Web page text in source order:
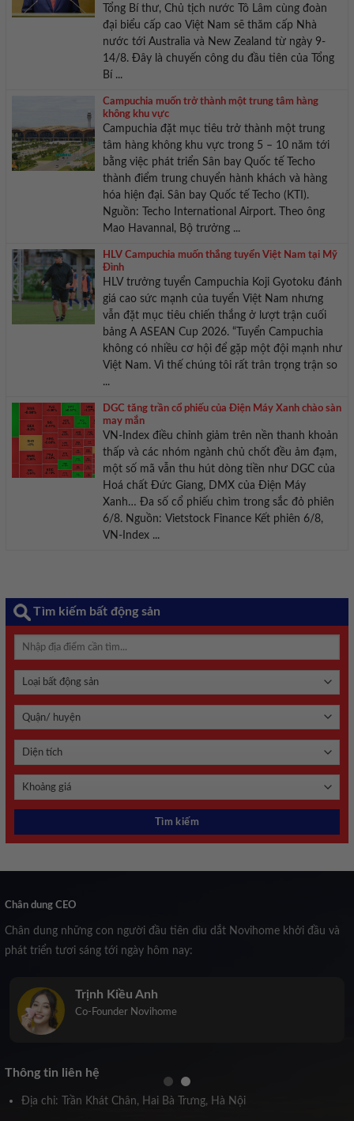
Tổng Bí thư, Chủ tịch nước Tô Lâm cùng đoàn
đại biểu cấp cao Việt Nam sẽ thăm cấp Nhà
nước tới Australia và New Zealand từ ngày 9-
14/8. Đây là chuyến công du đầu tiên của Tổng
Bí ...
Campuchia muốn trở thành một trung tâm hàng
không khu vực
Campuchia đặt mục tiêu trở thành một trung
tâm hàng không khu vực trong 5 – 10 năm tới
bằng việc phát triển Sân bay Quốc tế Techo
thành điểm trung chuyển hành khách và hàng
hóa hiện đại. Sân bay Quốc tế Techo (KTI).
Nguồn: Techo International Airport. Theo ông
Mao Havannal, Bộ trưởng ...
HLV Campuchia muốn thắng tuyển Việt Nam tại Mỹ
Đình
HLV trưởng tuyển Campuchia Koji Gyotoku đánh
giá cao sức mạnh của tuyển Việt Nam nhưng
vẫn đặt mục tiêu chiến thắng ở lượt trận cuối
bảng A ASEAN Cup 2026. “Tuyển Campuchia
không có nhiều cơ hội để gặp một đội mạnh như
Việt Nam. Vì thế chúng tôi rất trân trọng trận so
...
DGC tăng trần cổ phiếu của Điện Máy Xanh chào sàn
may mắn
VN-Index điều chỉnh giảm trên nền thanh khoản
thấp và các nhóm ngành chủ chốt đều ảm đạm,
một số mã vẫn thu hút dòng tiền như DGC của
Hoá chất Đức Giang, DMX của Điện Máy
Xanh… Đa số cổ phiếu chìm trong sắc đỏ phiên
6/8. Nguồn: Vietstock Finance Kết phiên 6/8,
VN-Index ...
Tìm kiếm bất động sản
Chân dung CEO
Chân dung những con người đầu tiên dìu dắt Novihome khởi đầu và
phát triển tươi sáng tới ngày hôm nay:
Trịnh Kiều Anh
Co-Founder Novihome
Thông tin liên hệ
Địa chỉ: Trần Khát Chân, Hai Bà Trưng, Hà Nội